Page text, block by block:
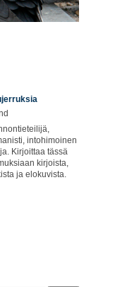
intohimoinen
Kirjoittaa tässä
kirjoista,
ja elokuvista.